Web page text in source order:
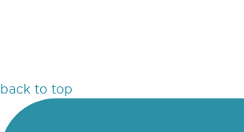
back to top